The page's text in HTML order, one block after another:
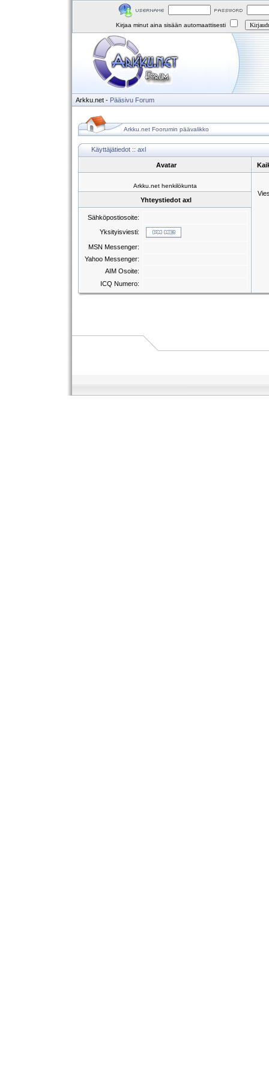
Kirjaa minut aina sisään automaattisesti
Arkku.net - Pääsivu Forum
Arkku.net Foorumin päävalikko
Käyttäjätiedot :: axl
Avatar
Arkku.net henkilökunta
Yhteystiedot axl
Sähköpostiosoite:
Yksityisviesti:
MSN Messenger:
Yahoo Messenger:
AIM Osoite:
ICQ Numero: